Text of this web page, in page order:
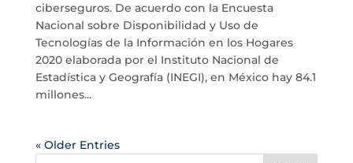
ciberseguros. De acuerdo con la Encuesta
Nacional sobre Disponibilidad y Uso de
Tecnologías de la Información en los Hogares
2020 elaborada por el Instituto Nacional de
Estadística y Geografía (INEGI), en México hay 84.1
millones...
« Older Entries